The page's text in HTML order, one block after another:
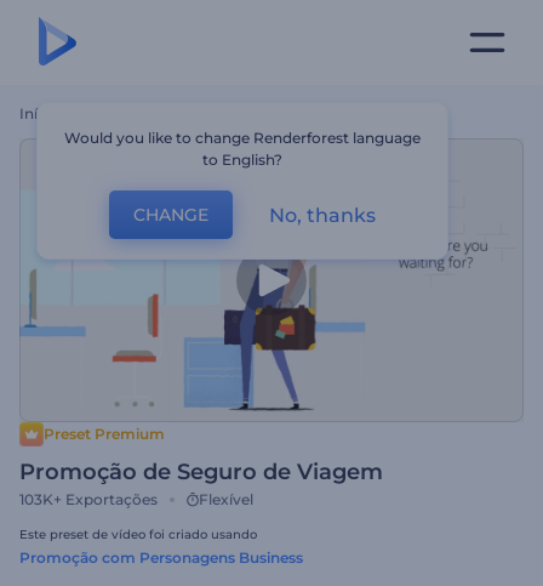
Início
Preset Premium
Promoção de Seguro de Viagem
103K+ Exportações Flexível
Este preset de vídeo foi criado usando
Promoção com Personagens Business
Would you like to change Renderforest language
to English?
CHANGE No, thanks